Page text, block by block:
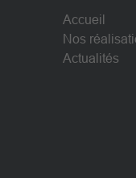
Accueil
Nos
Actualités